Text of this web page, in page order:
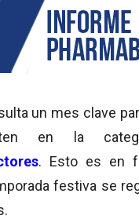
un mes clave
en la
. Esto es en
festiva se